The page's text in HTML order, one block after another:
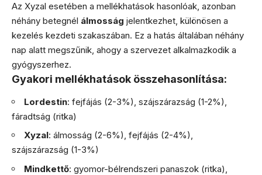
Az Xyzal esetében a mellékhatások hasonlóak, azonban
néhány betegnél álmosság jelentkezhet, különösen a
kezelés kezdeti szakaszában. Ez a hatás általában néhány
nap alatt megszűnik, ahogy a szervezet alkalmazkodik a
gyógyszerhez.
Gyakori mellékhatások összehasonlítása:
Lordestin: fejfájás (2-3%), szájszárazság (1-2%),
fáradtság (ritka)
Xyzal: álmosság (2-6%), fejfájás (2-4%),
szájszárazság (1-3%)
Mindkettő: gyomor-bélrendszeri panaszok (ritka),